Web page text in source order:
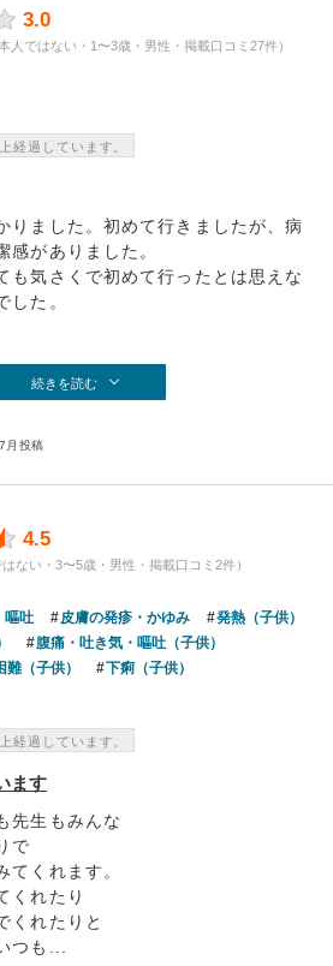
3.0
人ではない・1〜3歳・男性・掲載口コミ27件）
経過しています。
りました。初めて行きましたが、病
感がありました。
も気さくで初めて行ったとは思えな
した。
続きを読む
月投稿
4.5
ない・3〜5歳・男性・掲載口コミ2件）
嘔吐 皮膚の発疹・かゆみ
発熱（子供）
腹痛・吐き気・嘔吐（子供）
（子供）
下痢（子供）
経過しています。
ます
先生もみんな
で
てくれます。
くれたり
くれたりと
つも...